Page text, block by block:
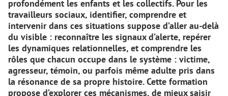
profondément les enfants et les collectifs. Pour les
travailleurs sociaux, identifier, comprendre et
intervenir dans ces situations suppose d’aller au-delà
du visible : reconnaître les signaux d’alerte, repérer
les dynamiques relationnelles, et comprendre les
rôles que chacun occupe dans le système : victime,
agresseur, témoin, ou parfois même adulte pris dans
la résonance de sa propre histoire. Cette formation
propose d’explorer ces mécanismes, de mieux saisir